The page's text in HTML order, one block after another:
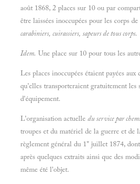
août 1868, 2 places sur 10 ou par
être laissées inoccupées pour les corps
carabiniers, cuirassiers, sapeurs de tous corps.
Idem. Une place sur 10 pour tous les
Les places inoccupées étaient payées
qu'elles transporteraient gratuitement les
d'équipement.
L'organisation actuelle du service par
troupes et du matériel de la guerre et de
règlement général du 1" juillet 1874,
après quelques extraits ainsi que des
même été l'objet.